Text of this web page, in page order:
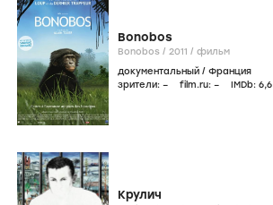
Bonobos
Bonobos / 2011 / фильм
документальный / Франция
зрители: – film.ru: – IMDb: 6,6
Крулич